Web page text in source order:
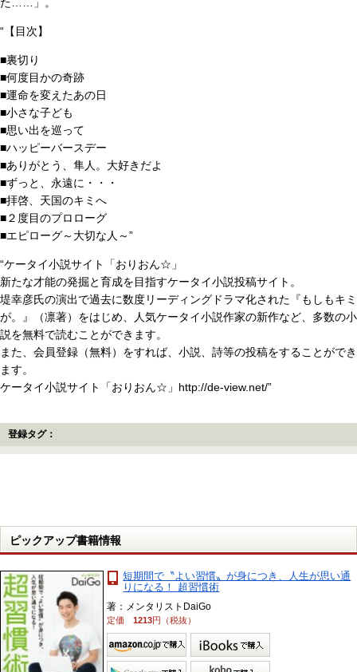
“【目次】
■裏切り
■何度目かの奇跡
■運命を変えたあの日
■小さな子ども
■思い出を巡って
■ハッピーバースデー
■ありがとう、隼人。大好きだよ
■ずっと、永遠に・・・
■拝啓、天国のキミへ
■２度目のプロローグ
■エピローグ～大切な人～”
“ケータイ小説サイト「おりおん☆」
新たな才能の発掘と育成を目指すケータイ小説投稿サイト。
堤幸彦氏の演出で過去に数度リーディングドラマ化された『もしもキミ
が。』（凛著）をはじめ、人気ケータイ小説作家の新作など、多数の小
説を無料で読むことができます。
また、会員登録（無料）をすれば、小説、詩等の投稿をすることができ
ます。
ケータイ小説サイト「おりおん☆」http://de-view.net/”
登録タグ：
ピックアップ書籍情報
短期間で〝よい習慣〟が身につき、人生が思い通
りになる！ 超習慣術
著：メンタリストDaiGo
定価1213円（税抜）